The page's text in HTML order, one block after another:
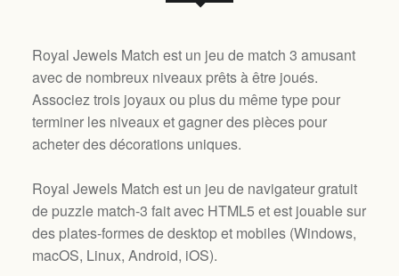
Royal Jewels Match est un jeu de match 3 amusant
avec de nombreux niveaux prêts à être joués.
Associez trois joyaux ou plus du même type pour
terminer les niveaux et gagner des pièces pour
acheter des décorations uniques.
Royal Jewels Match est un jeu de navigateur gratuit
de puzzle match-3 fait avec HTML5 et est jouable sur
des plates-formes de desktop et mobiles (Windows,
macOS, Linux, Android, iOS).